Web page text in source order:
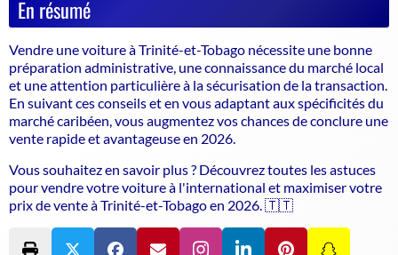
En résumé
Vendre une voiture à Trinité-et-Tobago nécessite une bonne
préparation administrative, une connaissance du marché local
et une attention particulière à la sécurisation de la transaction.
En suivant ces conseils et en vous adaptant aux spécificités du
marché caribéen, vous augmentez vos chances de conclure une
vente rapide et avantageuse en 2026.
Vous souhaitez en savoir plus ? Découvrez toutes les astuces
pour vendre votre voiture à l'international et maximiser votre
prix de vente à Trinité-et-Tobago en 2026. 🇹🇹